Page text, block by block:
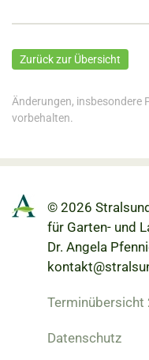
Zurück zur Übersicht
Änderungen, insbesondere
vorbehalten.
© 2026
für Garten- und
Dr. Angela
Terminübersicht
Datenschutz